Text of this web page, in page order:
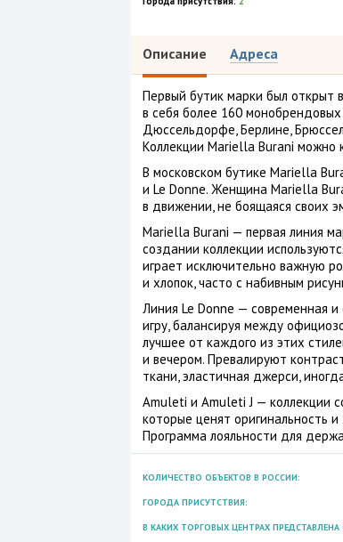
Описание Адреса
Первый бутик марки был открыт
в себя более 160
Дюссельдорфе, Берлине,
Коллекции Mariella Burani можно
В московском бутике Mariella
и Le Donne. Женщина Маriella
в движении, не боящаяся своих
Mariella Burani — первая линия
создании коллекции
играет исключительно важную
и хлопок, часто с набивным
Линия Le Donne — современная
игру, балансируя между
лучшее от каждого из этих
и вечером. Превалируют
ткани, эластичная джерси,
Amuleti и Amuleti J — коллекции
которые ценят оригинальность
Программа лояльности для
КОЛИЧЕСТВО ОБЪЕКТОВ В РОССИИ:
ГОРОДА ПРИСУТСТВИЯ:
В КАКИХ ТОРГОВЫХ ЦЕНТРАХ ПРЕДСТАВЛЕНА